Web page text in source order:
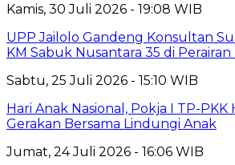
Kamis, 30 Juli 2026 - 19:08 WIB
UPP Jailolo Gandeng Konsultan
KM Sabuk Nusantara 35 di
Sabtu, 25 Juli 2026 - 15:10 WIB
Hari Anak Nasional, Pokja I TP-
Gerakan Bersama Lindungi Anak
Jumat, 24 Juli 2026 - 16:06 WIB